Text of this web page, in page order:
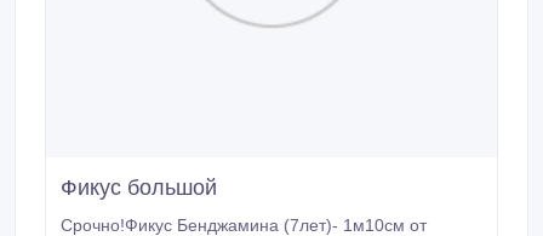
Фикус большой
Срочно!Фикус Бенджамина (7лет)- 1м10см от